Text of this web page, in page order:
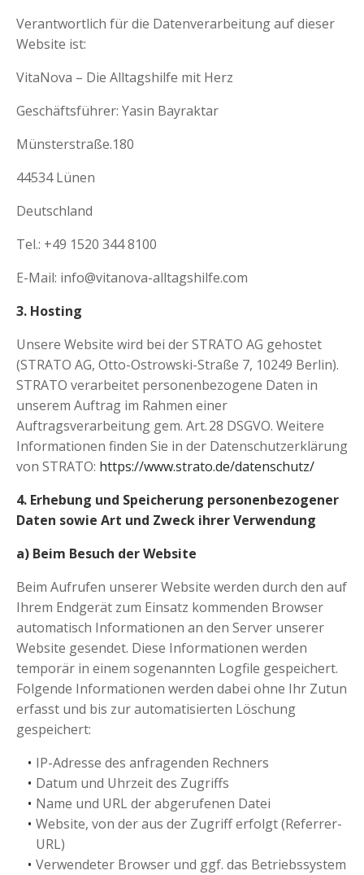
Verantwortlich für die Datenverarbeitung auf dieser
Website ist:
VitaNova – Die Alltagshilfe mit Herz
Geschäftsführer: Yasin Bayraktar
Münsterstraße.180
44534 Lünen
Deutschland
Tel.: +49 1520 344 8100
E-Mail: info@vitanova-alltagshilfe.com
3. Hosting
Unsere Website wird bei der STRATO AG gehostet
(STRATO AG, Otto-Ostrowski-Straße 7, 10249 Berlin).
STRATO verarbeitet personenbezogene Daten in
unserem Auftrag im Rahmen einer
Auftragsverarbeitung gem. Art. 28 DSGVO. Weitere
Informationen finden Sie in der Datenschutzerklärung
von STRATO: https://www.strato.de/datenschutz/
4. Erhebung und Speicherung personenbezogener
Daten sowie Art und Zweck ihrer Verwendung
a) Beim Besuch der Website
Beim Aufrufen unserer Website werden durch den auf
Ihrem Endgerät zum Einsatz kommenden Browser
automatisch Informationen an den Server unserer
Website gesendet. Diese Informationen werden
temporär in einem sogenannten Logfile gespeichert.
Folgende Informationen werden dabei ohne Ihr Zutun
erfasst und bis zur automatisierten Löschung
gespeichert:
IP-Adresse des anfragenden Rechners
Datum und Uhrzeit des Zugriffs
Name und URL der abgerufenen Datei
Website, von der aus der Zugriff erfolgt (Referrer-
URL)
Verwendeter Browser und ggf. das Betriebssystem